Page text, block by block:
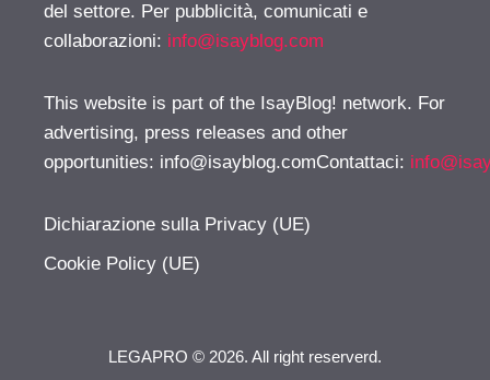
del settore. Per pubblicità, comunicati e
collaborazioni: info@isayblog.com
This website is part of the IsayBlog! network. For
advertising, press releases and other
opportunities: info@isayblog.comContattaci:
Dichiarazione sulla Privacy (UE)
Cookie Policy (UE)
LEGAPRO © 2026. All right reserverd.